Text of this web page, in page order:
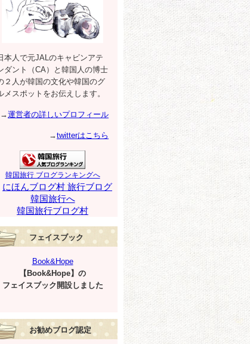
本人で元JALのキャビンアテ
ダント（CA）と韓国人の博士
２人が韓国の文化や韓国のグ
メスポットをお伝えします。
→運営者の詳しいプロフィール
→twitterはこちら
韓国旅行 ブログランキングへ
韓国旅行ブログ村
フェイスブック
Book&Hope
【Book&Hope】の
フェイスブック開設しました
お勧めブログ認定